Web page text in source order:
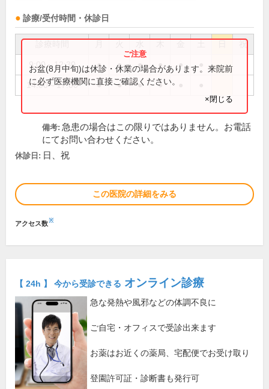
診療/受付時間・休診日
祝
9:00～12:30 ● ● ● ● ●
14:00～17:00 ● ● ● ●
お盆(8月中旬)は休診・休業の場合があります。来院前
に必ず医療機関に直接ご確認ください。
×閉じる
備考: 急患の場合はこの限りではありません。お電話
にてお問い合わせください。
休診日: 日、祝
この医院の詳細をみる
アクセス数※
【 24h 】 今から受診できる オンライン診療
急な発熱や風邪などの体調不良に
ご自宅・オフィスで受診出来ます
お薬はお近くの薬局、宅配便でお受け取り
登園許可証・診断書も発行可